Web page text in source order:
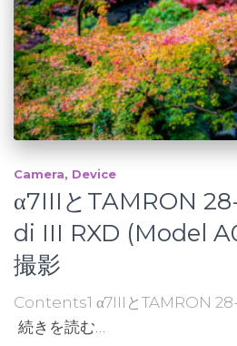
Camera Device
α7IIIとTAMRON
di III RXD (Model
撮影
Contents1 α7IIIとTAMRON
続きを読む…